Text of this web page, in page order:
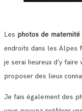
Les photos de maternité
endroits dans les Alpes
je serai heureux d’y
proposer des lieux
Je fais également des